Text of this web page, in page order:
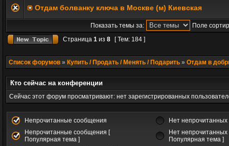
Отдам болванку ключа в Москве (м) Киевская
Показать темы за:
Поле
Страница 1 из 8 [ Тем: 184 ]
Список форумов » Купить / Продать / Менять / Подарить » Отдам в
Кто сейчас на конференции
Сейчас этот форум просматривают: нет зарегистрированных
Непрочитанные сообщения
Нет
Непрочитанные сообщения [
Популярная тема ]
Нет
Популярная тема ]